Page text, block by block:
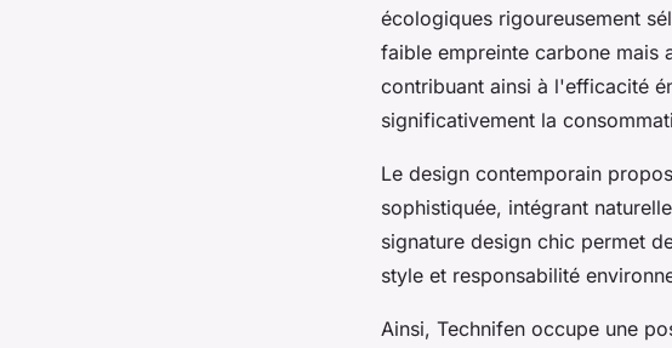
écologiques rigoureusement
faible empreinte carbone mais
contribuant ainsi à l'efficacité
significativement la
Le design contemporain
sophistiquée, intégrant
signature design chic permet
style et responsabilité
Ainsi, Technifen occupe une